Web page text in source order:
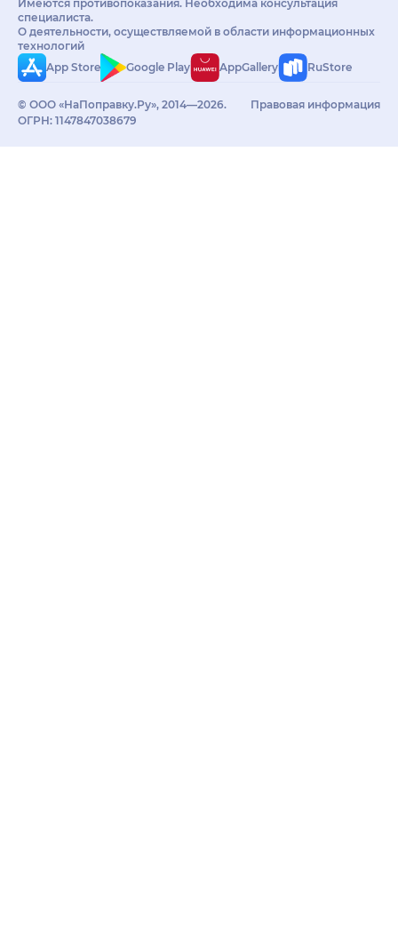
Имеются противопоказания. Необходима консультация
специалиста.
О деятельности, осуществляемой в области информационных
технологий
App Store
Google Play AppGallery RuStore
© ООО «НаПоправку.Ру», 2014—2026.
ОГРН: 1147847038679
Правовая информация